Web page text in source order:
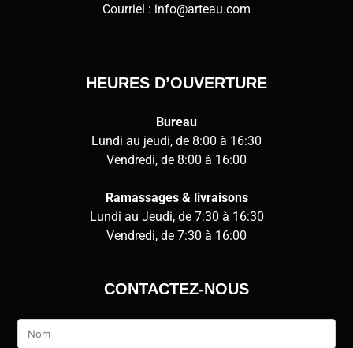
Courriel : info@arteau.com
HEURES D’OUVERTURE
Bureau
Lundi au jeudi, de 8:00 à 16:30
Vendredi, de 8:00 à 16:00
Ramassages & livraisons
Lundi au Jeudi, de 7:30 à 16:30
Vendredi, de 7:30 à 16:00
CONTACTEZ-NOUS